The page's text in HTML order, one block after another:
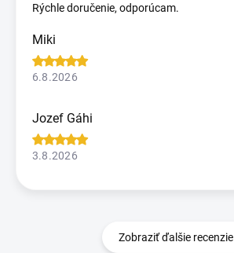
Rýchle doručenie, odporúcam.
Miki
6.8.2026
Jozef Gáhi
3.8.2026
Zobraziť ďalšie recenzie